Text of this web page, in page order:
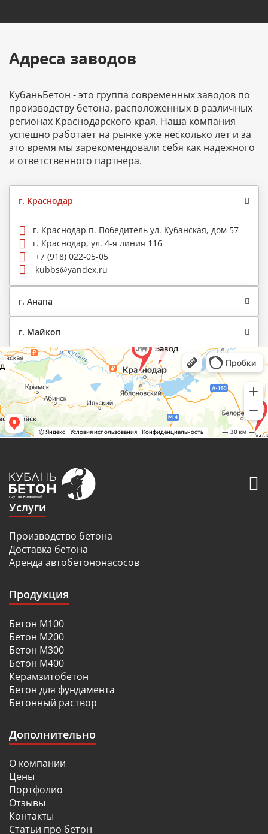
Адреса заводов
КубаньБетон - это группа современных заводов по
производству бетона, расположенных в различных
регионах Краснодарского края. Наша компания
успешно работает на рынке уже несколько лет и за
это время мы зарекомендовали себя как надежного
и ответственного партнера.
г. Краснодар
г. Краснодар п. Победитель ул. Кубанская, дом 57
г. Краснодар, ул. 4-я линия 116
+7 (918) 022-05-05
kubbs@yandex.ru
г. Анапа
г. Майкоп
Услуги
Производство бетона
Доставка бетона
Аренда автобетононасосов
Продукция
Бетон М100
Бетон М200
Бетон М300
Бетон М400
Керамзитобетон
Бетон для фундамента
Бетонный раствор
Дополнительно
О компании
Цены
Портфолио
Отзывы
Контакты
Статьи про бетон